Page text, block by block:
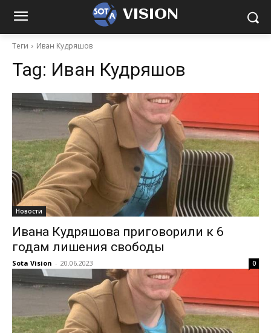
VISION
Теги Иван Кудряшов
Tag: Иван Кудряшов
Новости
Ивана Кудряшова приговорили к 6
годам лишения свободы
Sota Vision - 20.06.2023 0